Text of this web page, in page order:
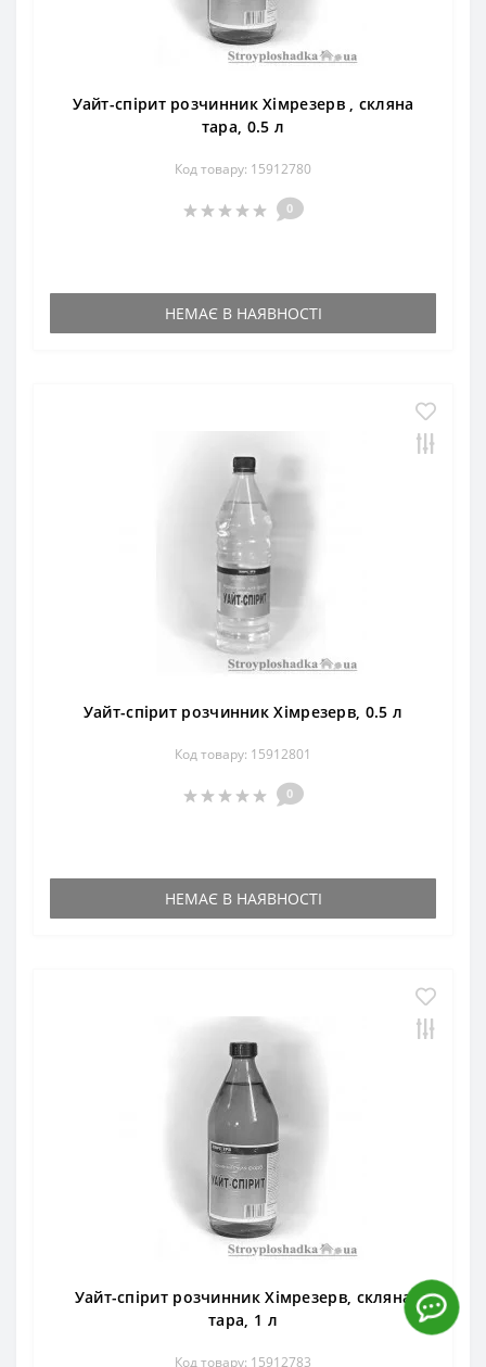
Уайт-спірит розчинник Хімрезерв , скляна
тара, 0.5 л
Код товару: 15912780
0
НЕМАЄ В НАЯВНОСТІ
Уайт-спірит розчинник Хімрезерв, 0.5 л
Код товару: 15912801
0
НЕМАЄ В НАЯВНОСТІ
Уайт-спірит розчинник Хімрезерв, скляна
тара, 1 л
Код товару: 15912783